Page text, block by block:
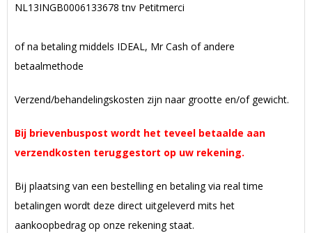
NL13INGB0006133678 tnv Petitmerci
of na betaling middels IDEAL, Mr Cash of andere
betaalmethode
Verzend/behandelingskosten zijn naar grootte en/of gewicht.
Bij brievenbuspost wordt het teveel betaalde aan
verzendkosten teruggestort op uw rekening.
Bij plaatsing van een bestelling en betaling via real time
betalingen wordt deze direct uitgeleverd mits het
aankoopbedrag op onze rekening staat.